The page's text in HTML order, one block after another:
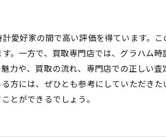
愛好家の間で高い評価を得ています。
。一方で、買取専門店では、グラハム
力や、買取の流れ、専門店での正しい
方には、ぜひとも参考にしていただきた
とができるでしょう。